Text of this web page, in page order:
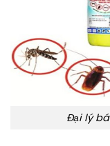
Đại lý